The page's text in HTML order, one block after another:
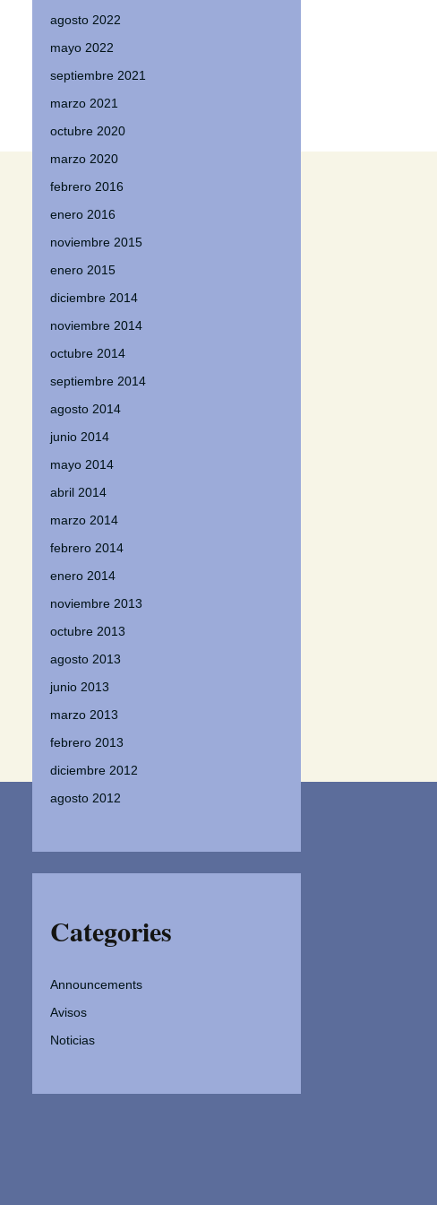
agosto 2022
mayo 2022
septiembre 2021
marzo 2021
octubre 2020
marzo 2020
febrero 2016
enero 2016
noviembre 2015
enero 2015
diciembre 2014
noviembre 2014
octubre 2014
septiembre 2014
agosto 2014
junio 2014
mayo 2014
abril 2014
marzo 2014
febrero 2014
enero 2014
noviembre 2013
octubre 2013
agosto 2013
junio 2013
marzo 2013
febrero 2013
diciembre 2012
agosto 2012
Categories
Announcements
Avisos
Noticias